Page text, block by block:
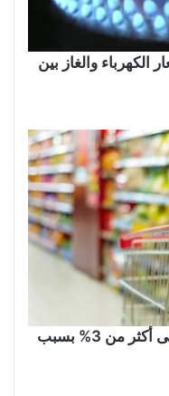
الكهرباء والغاز بين
ارتفاع التضخم في هولندا مجدداً إلى أكثر من 3% بسبب